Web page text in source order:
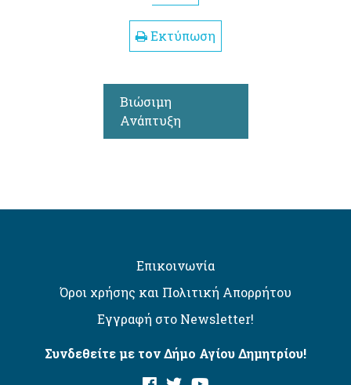
Εκτύπωση
Βιώσιμη
Ανάπτυξη
Επικοινωνία
Όροι χρήσης και Πολιτική Απορρήτου
Εγγραφή στο Newsletter!
Συνδεθείτε με τον Δήμο Αγίου Δημητρίου!